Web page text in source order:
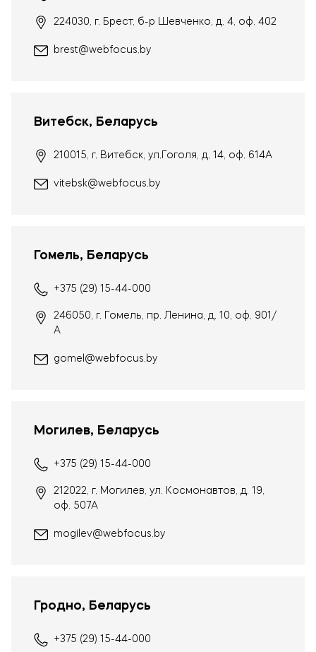
224030, г. Брест, б-р Шевченко, д. 4, оф. 402
brest@webfocus.by
Витебск, Беларусь
210015, г. Витебск, ул.Гоголя, д. 14, оф. 614А
vitebsk@webfocus.by
Гомель, Беларусь
+375 (29) 15-44-000
246050, г. Гомель, пр. Ленина, д. 10, оф. 901/
А
gomel@webfocus.by
Могилев, Беларусь
+375 (29) 15-44-000
212022, г. Могилев, ул. Космонавтов, д. 19,
оф. 507А
mogilev@webfocus.by
Гродно, Беларусь
+375 (29) 15-44-000